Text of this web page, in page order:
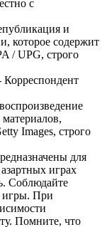
с
и
которое содержит
/ UPG, строго
Корреспондент
Images, строго
для
играх
Соблюдайте
игры. При
Помните, что